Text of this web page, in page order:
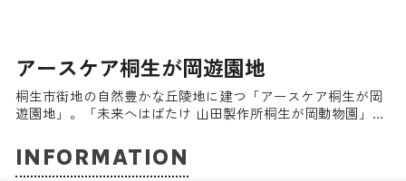
アースケア桐生が岡遊園地
桐生市街地の自然豊かな丘陵地に建つ「アースケア桐生が岡
遊園地」。「未来へはばたけ 山田製作所桐生が岡動物園」が
て財布にやさしい、ファミリーにはたまらないスポットだ。
INFORMATION